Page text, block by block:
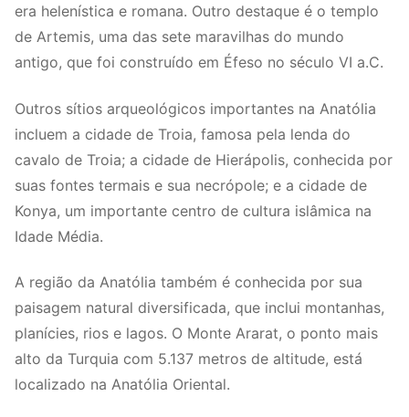
era helenística e romana. Outro destaque é o templo
de Artemis, uma das sete maravilhas do mundo
antigo, que foi construído em Éfeso no século VI a.C.
Outros sítios arqueológicos importantes na Anatólia
incluem a cidade de Troia, famosa pela lenda do
cavalo de Troia; a cidade de Hierápolis, conhecida por
suas fontes termais e sua necrópole; e a cidade de
Konya, um importante centro de cultura islâmica na
Idade Média.
A região da Anatólia também é conhecida por sua
paisagem natural diversificada, que inclui montanhas,
planícies, rios e lagos. O Monte Ararat, o ponto mais
alto da Turquia com 5.137 metros de altitude, está
localizado na Anatólia Oriental.